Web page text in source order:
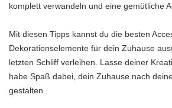
komplett verwandeln und eine gemütliche
Mit diesen Tipps kannst du die besten
Dekorationselemente für dein Zuhause
letzten Schliff verleihen. Lasse deiner
habe Spaß dabei, dein Zuhause nach
gestalten.